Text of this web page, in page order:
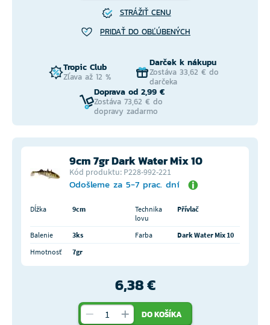
STRÁŽIŤ CENU
PRIDAŤ DO OBĽÚBENÝCH
Tropic Club
Zľava až 12 %
Darček k nákupu
Zostáva 33,62 € do
darčeka
Doprava od 2,99 €
Zostáva 73,62 € do
dopravy zadarmo
9cm 7gr Dark Water Mix 10
Kód produktu: P228-992-221
Odošleme za 5-7 prac. dní
Dĺžka 9cm
Technika
lovu
Přívlač
Balenie 3ks Farba
Dark Water Mix 10
Hmotnosť
7gr
6,38 €
DO KOŠÍKA